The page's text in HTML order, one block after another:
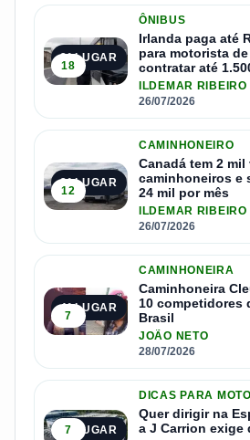
2º LUGAR
18
ÔNIBUS
Irlanda paga até
para motorista
contratar até
ILDEMAR RIBEIRO
26/07/2026
3º LUGAR
12
CAMINHONEIRO
Canadá tem 2 mil
caminhoneiros e
24 mil por mês
ILDEMAR RIBEIRO
26/07/2026
4º LUGAR
7
CAMINHONEIRA
Caminhoneira
10 competidores
Brasil
JOÃO NETO
28/07/2026
5º LUGAR
7
DICAS PARA
Quer dirigir na
a J Carrion exige